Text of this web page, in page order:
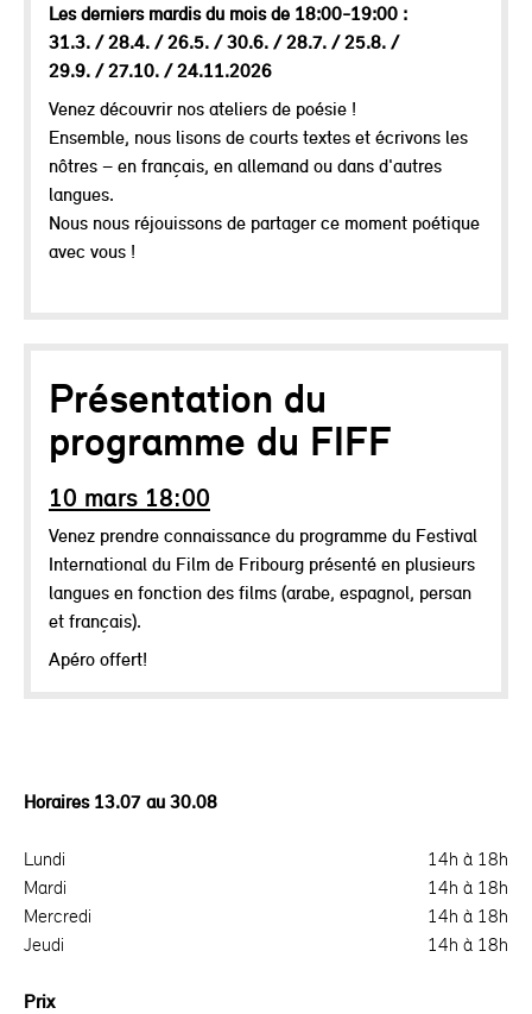
Les derniers mardis du mois de 18:00-19:00 :
31.3. / 28.4. / 26.5. / 30.6. / 28.7. / 25.8. /
29.9. / 27.10. / 24.11.2026
Venez découvrir nos ateliers de poésie !
Ensemble, nous lisons de courts textes et écrivons les
nôtres – en français, en allemand ou dans d'autres
langues.
Nous nous réjouissons de partager ce moment poétique
avec vous !
Présentation du
programme du FIFF
10 mars 18:00
Venez prendre connaissance du programme du Festival
International du Film de Fribourg présenté en plusieurs
langues en fonction des films (arabe, espagnol, persan
et français).
Apéro offert!
Horaires 13.07 au 30.08
Lundi
14h à 18h
Mardi
14h à 18h
Mercredi
14h à 18h
Jeudi
14h à 18h
Prix